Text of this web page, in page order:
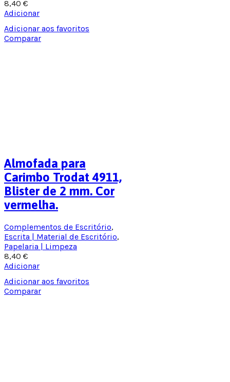
Adicionar aos favoritos
Comparar
8,40 €
Adicionar
Adicionar aos favoritos
Comparar
Almofada para
Carimbo Trodat 4911,
Blister de 2 mm. Cor
vermelha.
Complementos de Escritório,
Escrita | Material de Escritório,
Papelaria | Limpeza
8,40 €
Adicionar